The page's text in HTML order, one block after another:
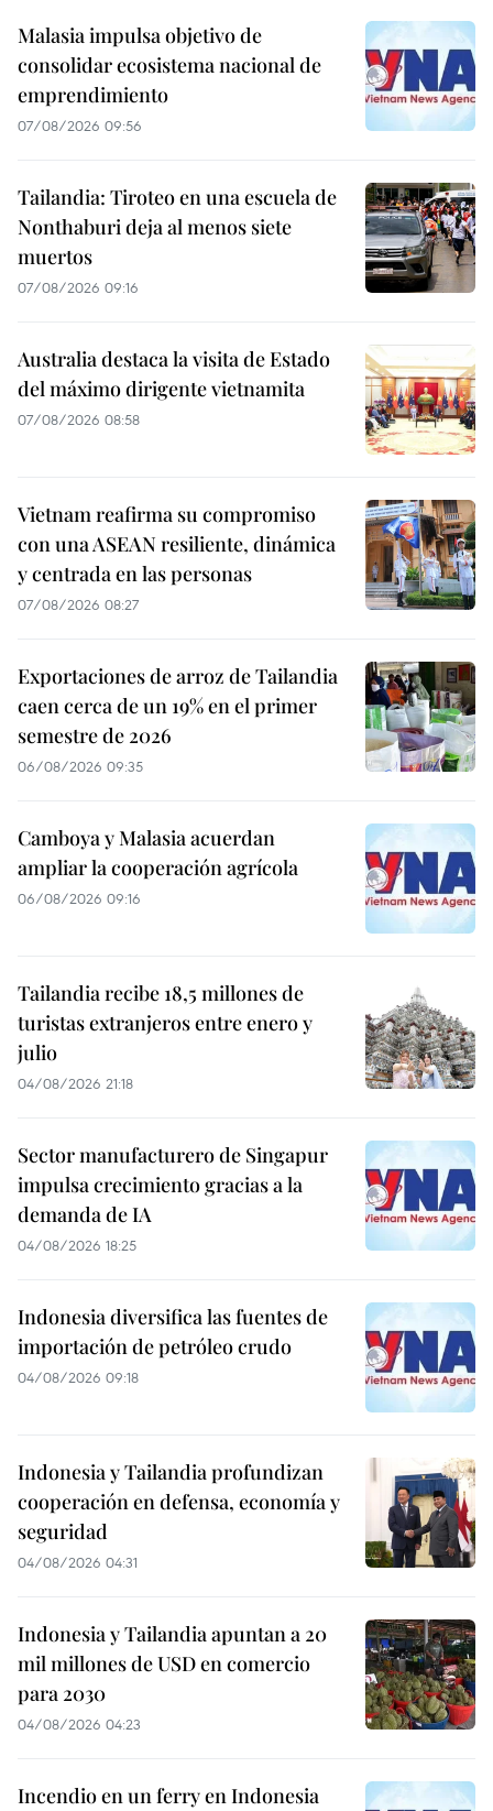
Malasia impulsa objetivo de
consolidar ecosistema nacional de
emprendimiento
07/08/2026 09:56
Tailandia: Tiroteo en una escuela de
Nonthaburi deja al menos siete
muertos
07/08/2026 09:16
Australia destaca la visita de Estado
del máximo dirigente vietnamita
07/08/2026 08:58
Vietnam reafirma su compromiso
con una ASEAN resiliente, dinámica
y centrada en las personas
07/08/2026 08:27
Exportaciones de arroz de Tailandia
caen cerca de un 19% en el primer
semestre de 2026
06/08/2026 09:35
Camboya y Malasia acuerdan
ampliar la cooperación agrícola
06/08/2026 09:16
Tailandia recibe 18,5 millones de
turistas extranjeros entre enero y
julio
04/08/2026 21:18
Sector manufacturero de Singapur
impulsa crecimiento gracias a la
demanda de IA
04/08/2026 18:25
Indonesia diversifica las fuentes de
importación de petróleo crudo
04/08/2026 09:18
Indonesia y Tailandia profundizan
cooperación en defensa, economía y
seguridad
04/08/2026 04:31
Indonesia y Tailandia apuntan a 20
mil millones de USD en comercio
para 2030
04/08/2026 04:23
Incendio en un ferry en Indonesia